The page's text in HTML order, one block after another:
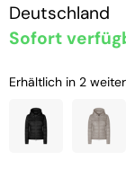
Deutschland
Sofort
Erhältlich in 2